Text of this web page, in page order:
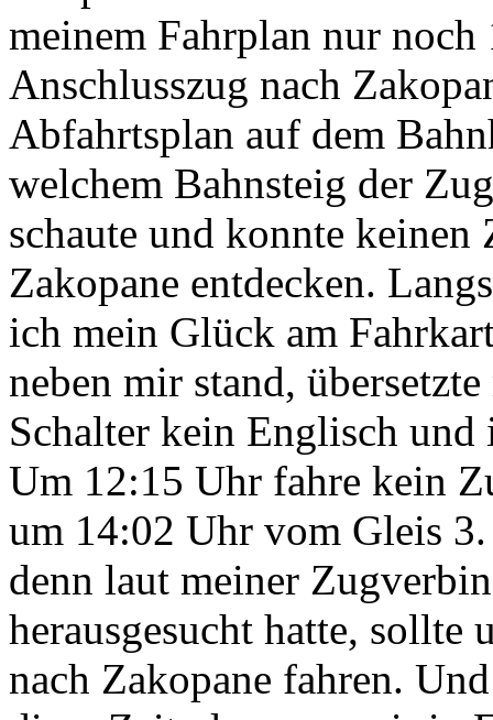
meinem Fahrplan nur
Anschlusszug nach
Abfahrtsplan auf dem
welchem Bahnsteig der
schaute und konnte
Zakopane entdecken.
ich mein Glück am
neben mir stand,
Schalter kein Englisch
Um 12:15 Uhr fahre kein
um 14:02 Uhr vom Gleis
denn laut meiner
herausgesucht hatte, sollte
nach Zakopane fahren.